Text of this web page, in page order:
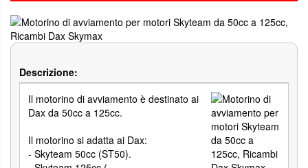
Descrizione:
Il motorino di avviamento è destinato ai
Dax da 50cc a 125cc.
Il motorino si adatta ai Dax:
- Skyteam 50cc (ST50).